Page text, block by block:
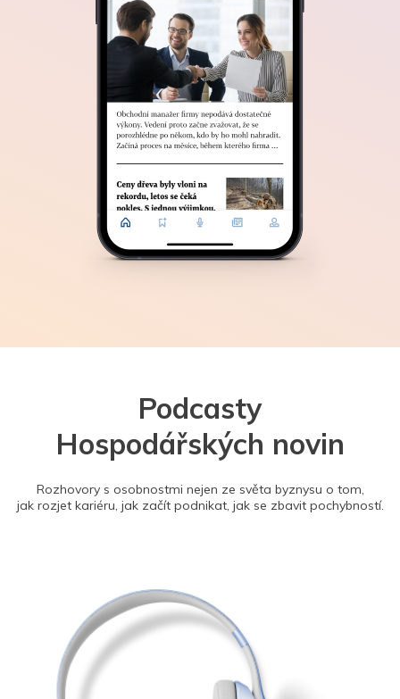
Podcasty
Hospodářských novin
Rozhovory s osobnostmi nejen ze světa byznysu o tom,
jak rozjet kariéru, jak začít podnikat, jak se zbavit pochybností.